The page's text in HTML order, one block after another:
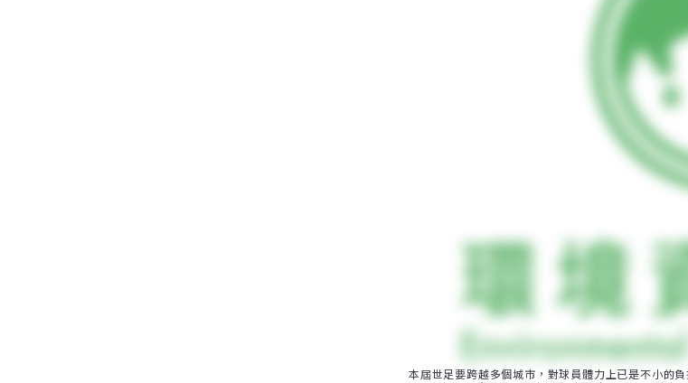
本屆世足要跨越多個城市，對球員體力上已是不小的